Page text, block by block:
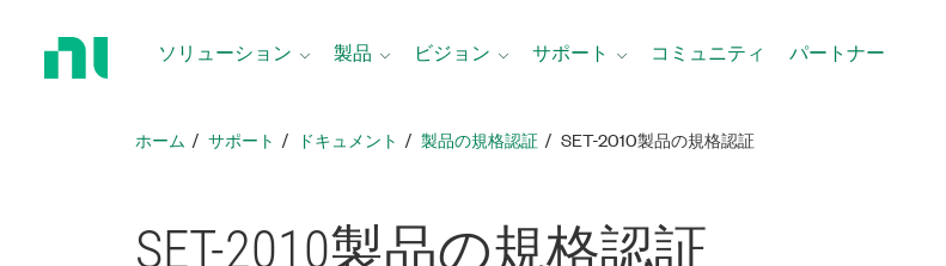
ソリューション 製品 ビジョン サポート コミュニティ パートナー
ホーム サポート ドキュメント 製品​の​規格​認証 SET-2010製品​の​規格​認証
SET-2010製品​の​規格​認証